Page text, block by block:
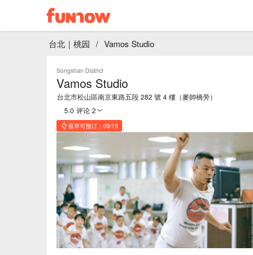
台北｜桃园 / Vamos Studio
Songshan District
Vamos Studio
台北市松山區南京東路五段 282 號 4 樓（麥帥橋旁）
5.0 评论 2
最早可预订：08/15